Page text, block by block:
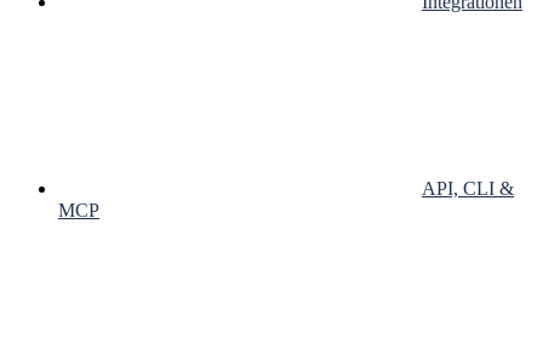
API, CLI &
MCP